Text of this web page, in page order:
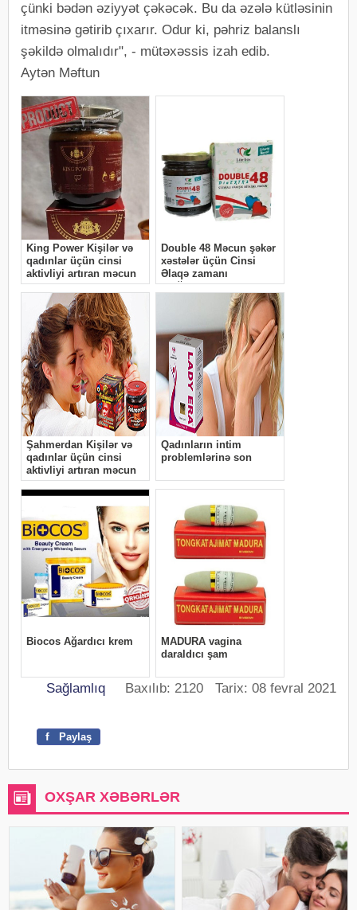
çünki bədən əziyyət çəkəcək. Bu da əzələ kütləsinin
itməsinə gətirib çıxarır. Odur ki, pəhriz balanslı
şəkildə olmalıdır", - mütəxəssis izah edib.
Aytən Məftun
Sağlamlıq Baxılıb: 2120 Tarix: 08 fevral 2021
f Paylaş
OXŞAR XƏBƏRLƏR